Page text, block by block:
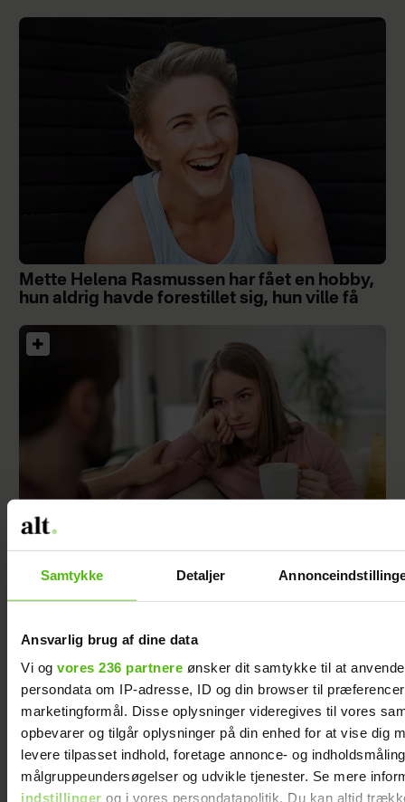
Samtykke Detaljer
Ansvarlig brug af dine data
Vi og vores 236 partnere ønsker dit samtykke til at
persondata om IP-adresse, ID og din browser til
marketingformål. Disse oplysninger videregives til vores
opbevarer og tilgår oplysninger på din enhed for at vise dig
levere tilpasset indhold, foretage annonce- og
målgruppeundersøgelser og udvikle tjenester. Se mere
indstillinger og i vores persondatapolitik. Du kan altid
Mette Helena Rasmussen har fået en hobby,
hun aldrig havde forestillet sig, hun ville få
Han har løjet for mig fra dag ét - alligevel har
jeg valgt at blive i ægteskabet